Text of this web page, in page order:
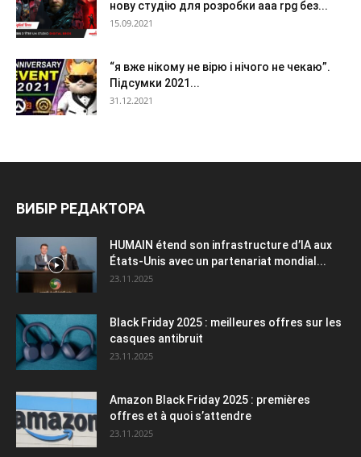
нову студію для розробки aaa rpg без...
15.09.2021
“я вже нікому не вірю і нічого не чекаю”.
Підсумки 2021...
31.12.2021
ВИБІР РЕДАКТОРА
HUMAIN étend son infrastructure d’IA aux
États-Unis avec un partenariat mondial...
23.11.2025
Black Friday 2025 : meilleures offres sur les
casques antibruit
23.11.2025
Amazon Black Friday 2025 : premières
offres et à quoi s’attendre
23.11.2025